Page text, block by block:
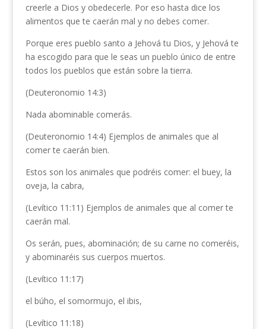
creerle a Dios y obedecerle. Por eso hasta dice los
alimentos que te caerán mal y no debes comer.
Porque eres pueblo santo a Jehová tu Dios, y Jehová te
ha escogido para que le seas un pueblo único de entre
todos los pueblos que están sobre la tierra.
(Deuteronomio 14:3)
Nada abominable comerás.
(Deuteronomio 14:4) Ejemplos de animales que al
comer te caerán bien.
Estos son los animales que podréis comer: el buey, la
oveja, la cabra,
(Levítico 11:11) Ejemplos de animales que al comer te
caerán mal.
Os serán, pues, abominación; de su carne no comeréis,
y abominaréis sus cuerpos muertos.
(Levítico 11:17)
el búho, el somormujo, el ibis,
(Levítico 11:18)